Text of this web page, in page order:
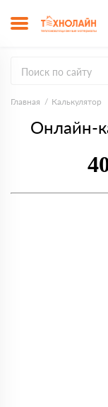
Главная Калькулятор
Онлайн-